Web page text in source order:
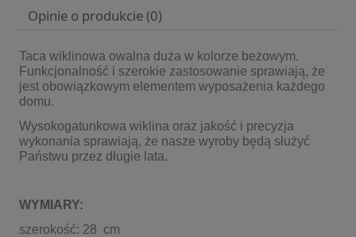
Opinie o produkcie (0)
Taca wiklinowa owalna duża w kolorze beżowym.
Funkcjonalność i szerokie zastosowanie sprawiają, że
jest obowiązkowym elementem wyposażenia każdego
domu.
Wysokogatunkowa wiklina oraz jakość i precyzja
wykonania sprawiają, że nasze wyroby będą służyć
Państwu przez długie lata.
WYMIARY:
szerokość: 28 cm